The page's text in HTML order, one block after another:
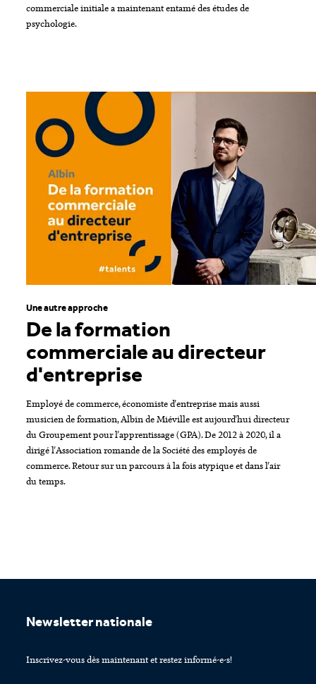
commerciale initiale a maintenant entamé des études de
psychologie.
De la formation
commerciale au directeur
d'entreprise
Une autre approche
Employé de commerce, économiste d'entreprise mais aussi
musicien de formation, Albin de Miéville est aujourd'hui directeur
du Groupement pour l'apprentissage (GPA). De 2012 à 2020, il a
dirigé l'Association romande de la Société des employés de
commerce. Retour sur un parcours à la fois atypique et dans l'air
du temps.
Newsletter nationale
Inscrivez-vous dès maintenant et restez informé-e-s!